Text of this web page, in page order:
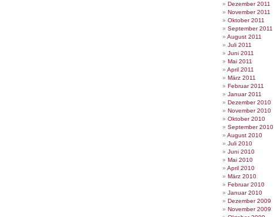
Dezember 2011
November 2011
Oktober 2011
September 2011
August 2011
Juli 2011
Juni 2011
Mai 2011
April 2011
März 2011
Februar 2011
Januar 2011
Dezember 2010
November 2010
Oktober 2010
September 2010
August 2010
Juli 2010
Juni 2010
Mai 2010
April 2010
März 2010
Februar 2010
Januar 2010
Dezember 2009
November 2009